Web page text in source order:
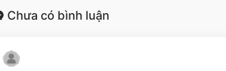
Chưa có bình luận